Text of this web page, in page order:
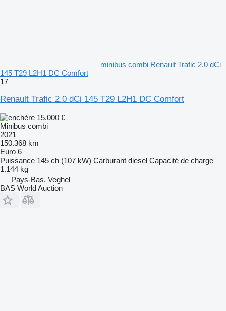
minibus combi Renault Trafic 2.0 dCi
145 T29 L2H1 DC Comfort
17
Renault Trafic 2.0 dCi 145 T29 L2H1 DC Comfort
15.000 €
Minibus combi
2021
150.368 km
Euro 6
Puissance 145 ch (107 kW) Carburant diesel Capacité de charge
1.144 kg
Pays-Bas, Veghel
BAS World Auction